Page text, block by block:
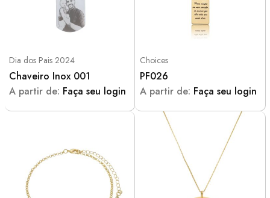
Dia dos Pais 2024
Chaveiro Inox 001
A partir de: Faça seu login
Choices
PF026
A partir de: Faça seu login